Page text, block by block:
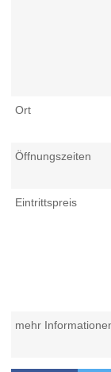
Ort
Öffnungszeiten
Eintrittspreis
mehr